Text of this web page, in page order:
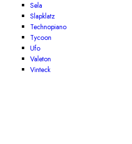
Sela
Slapklatz
Technopiano
Tycoon
Ufo
Valeton
Vinteck